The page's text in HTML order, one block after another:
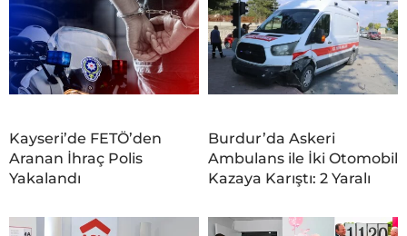
Kayseri’de FETÖ’den
Aranan İhraç Polis
Yakalandı
Burdur’da Askeri
Ambulans ile İki Otomobil
Kazaya Karıştı: 2 Yaralı